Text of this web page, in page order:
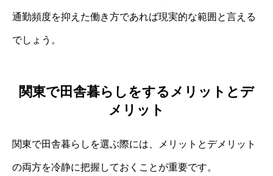
通勤頻度を抑えた働き方であれば現実的な範囲と言える
でしょう。
関東で田舎暮らしをするメリットとデ
メリット
関東で田舎暮らしを選ぶ際には、メリットとデメリット
の両方を冷静に把握しておくことが重要です。